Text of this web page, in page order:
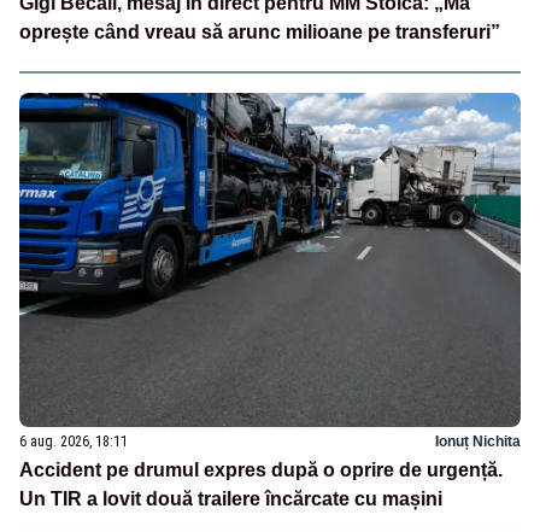
oprește când vreau să arunc milioane pe transferuri”
6 aug. 2026, 18:11 Ionuț Nichita
Accident pe drumul expres după o oprire de urgență.
Un TIR a lovit două trailere încărcate cu mașini